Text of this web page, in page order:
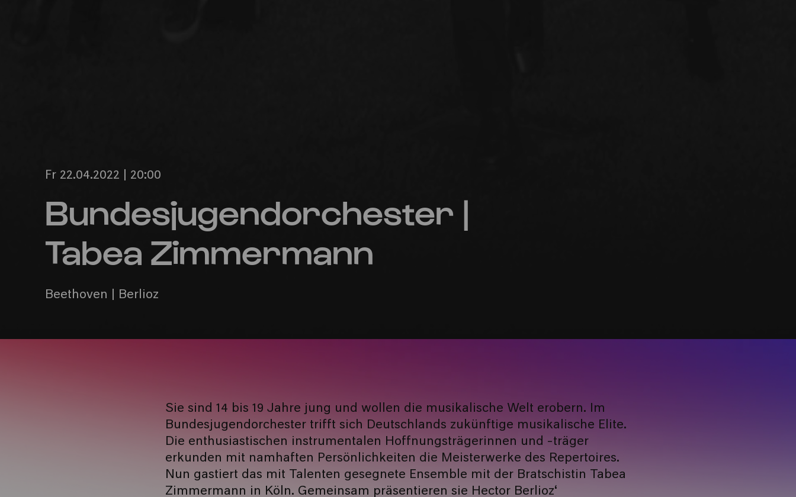
Fr 22.04.2022 | 20:00
Bundesjugendorchester |
Tabea Zimmermann
Beethoven | Berlioz
Sie sind 14 bis 19 Jahre jung und wollen die musikalische Welt erobern. Im
Bundesjugendorchester trifft sich Deutschlands zukünftige musikalische Elite.
Die enthusiastischen instrumentalen Hoffnungsträgerinnen und -träger
erkunden mit namhaften Persönlichkeiten die Meisterwerke des Repertoires.
Nun gastiert das mit Talenten gesegnete Ensemble mit der Bratschistin Tabea
Zimmermann in Köln. Gemeinsam präsentieren sie Hector Berlioz‘